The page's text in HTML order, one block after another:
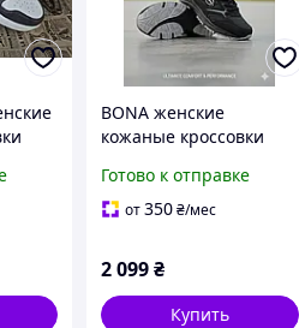
BONA женские
кожаные кроссовки
Готово к отправке
от350 ₴/мес
2 099 ₴
Купить